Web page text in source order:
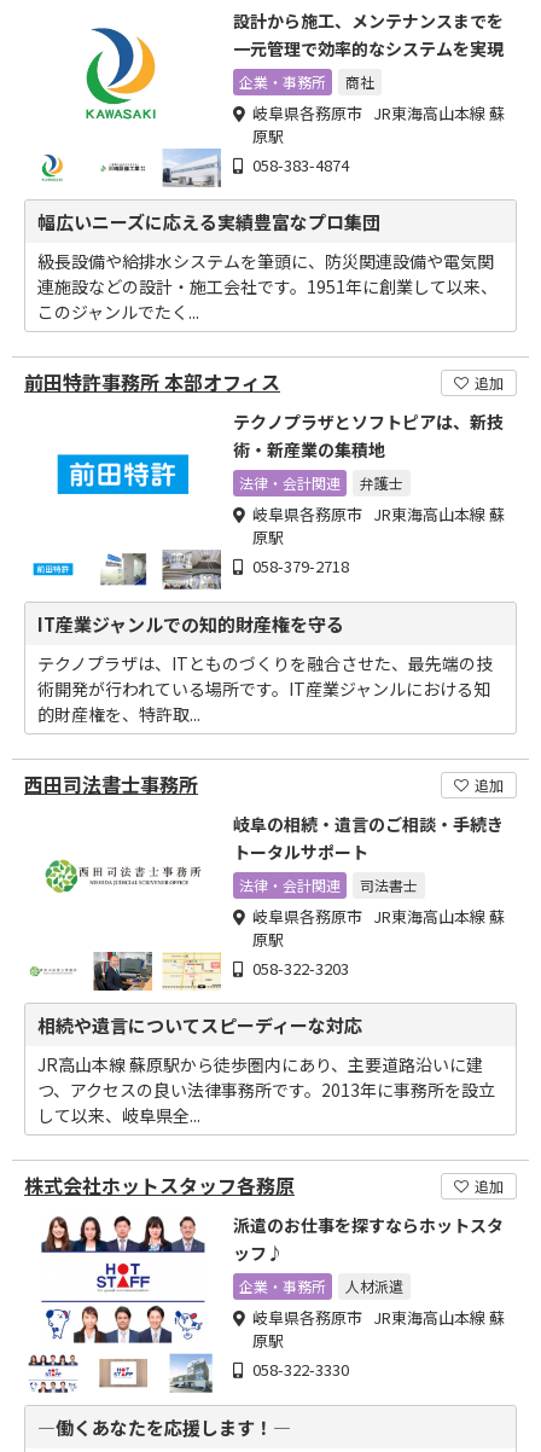
設計から施工、メンテナンスまでを
一元管理で効率的なシステムを実現
企業・事務所 商社
岐阜県各務原市 JR東海高山本線 蘇
原駅
058-383-4874
幅広いニーズに応える実績豊富なプロ集団
級長設備や給排水システムを筆頭に、防災関連設備や電気関
連施設などの設計・施工会社です。1951年に創業して以来、
このジャンルでたく...
前田特許事務所 本部オフィス 追加
テクノプラザとソフトピアは、新技
術・新産業の集積地
法律・会計関連 弁護士
岐阜県各務原市 JR東海高山本線 蘇
原駅
058-379-2718
IT産業ジャンルでの知的財産権を守る
テクノプラザは、ITとものづくりを融合させた、最先端の技
術開発が行われている場所です。IT産業ジャンルにおける知
的財産権を、特許取...
西田司法書士事務所 追加
岐阜の相続・遺言のご相談・手続き
トータルサポート
法律・会計関連 司法書士
岐阜県各務原市 JR東海高山本線 蘇
原駅
058-322-3203
相続や遺言についてスピーディーな対応
JR高山本線 蘇原駅から徒歩圏内にあり、主要道路沿いに建
つ、アクセスの良い法律事務所です。2013年に事務所を設立
して以来、岐阜県全...
株式会社ホットスタッフ各務原 追加
派遣のお仕事を探すならホットスタ
ッフ♪
企業・事務所 人材派遣
岐阜県各務原市 JR東海高山本線 蘇
原駅
058-322-3330
―働くあなたを応援します！―